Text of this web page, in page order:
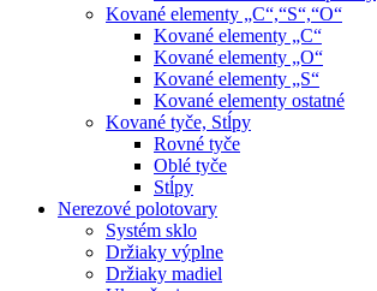
Kované elementy „C“,“S“,“O“
Kované elementy „C“
Kované elementy „O“
Kované elementy „S“
Kované elementy ostatné
Kované tyče, Stĺpy
Rovné tyče
Oblé tyče
Stĺpy
Nerezové polotovary
Systém sklo
Držiaky výplne
Držiaky madiel